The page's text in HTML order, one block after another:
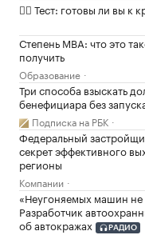
✍🏻 Тест: готовы ли вы к
Степень MBA: что это
получить
Образование
Три способа взыскать
бенефициара без
Подписка на РБК
Федеральный
секрет эффективного
регионы
Компании
«Неугоняемых машин не
Разработчик
об автокражах
РАДИО